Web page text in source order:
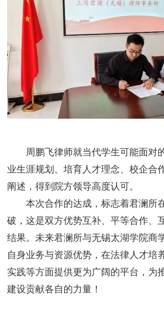
周鹏飞律师就当代学生可能面对
业生涯规划、培育人才理念、校企合
阐述，得到院方领导高度认可。
本次合作的达成，标志着君澜所
破，这是双方优势互补、平等合作、
结果。未来君澜所与无锡太湖学院商
自身业务与资源优势，在法律人才培
实践等方面提供更为广阔的平台，为
建设贡献各自的力量！